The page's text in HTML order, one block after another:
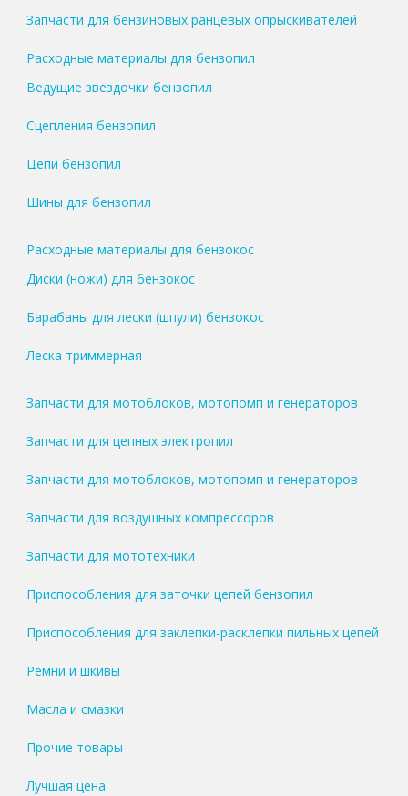
Запчасти для бензиновых ранцевых опрыскивателей
Расходные материалы для бензопил
Ведущие звездочки бензопил
Сцепления бензопил
Цепи бензопил
Шины для бензопил
Расходные материалы для бензокос
Диски (ножи) для бензокос
Барабаны для лески (шпули) бензокос
Леска триммерная
Запчасти для мотоблоков, мотопомп и генераторов
Запчасти для цепных электропил
Запчасти для мотоблоков, мотопомп и генераторов
Запчасти для воздушных компрессоров
Запчасти для мототехники
Приспособления для заточки цепей бензопил
Приспособления для заклепки-расклепки пильных цепей
Ремни и шкивы
Масла и смазки
Прочие товары
Лучшая цена